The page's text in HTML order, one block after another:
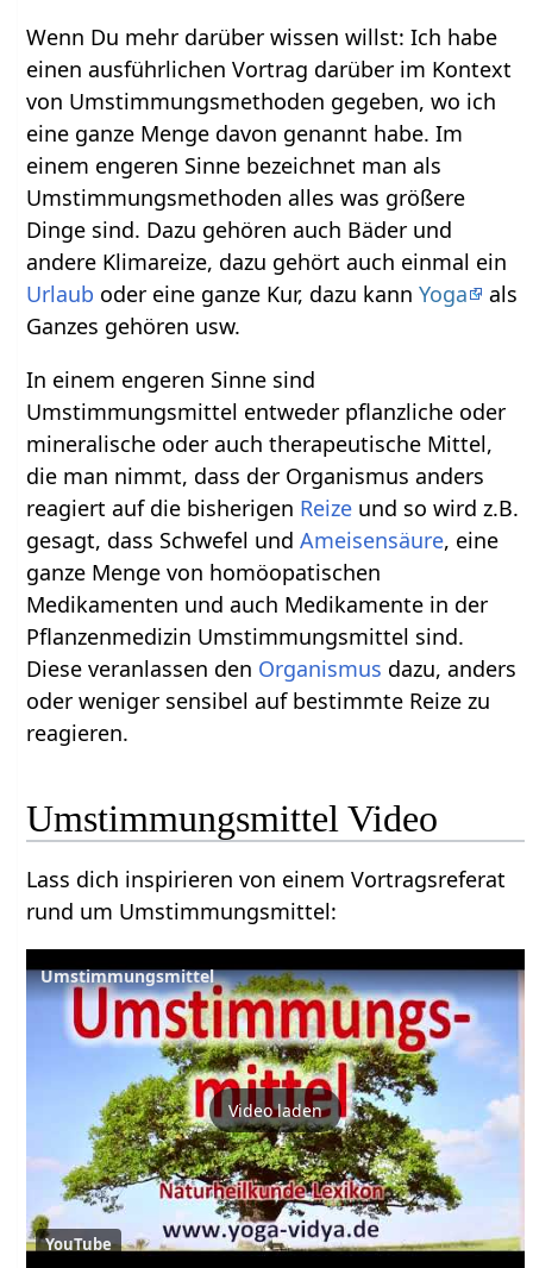
Wenn Du mehr darüber wissen willst: Ich habe
einen ausführlichen Vortrag darüber im Kontext
von Umstimmungsmethoden gegeben, wo ich
eine ganze Menge davon genannt habe. Im
einem engeren Sinne bezeichnet man als
Umstimmungsmethoden alles was größere
Dinge sind. Dazu gehören auch Bäder und
andere Klimareize, dazu gehört auch einmal ein
Urlaub oder eine ganze Kur, dazu kannYoga
als
Ganzes gehören usw.
In einem engeren Sinne sind
Umstimmungsmittel entweder pflanzliche oder
mineralische oder auch therapeutische Mittel,
die man nimmt, dass der Organismus anders
reagiert auf die bisherigen Reize und so wird z.B.
gesagt, dass Schwefel undAmeisensäure, eine
ganze Menge von homöopatischen
Medikamenten und auch Medikamente in der
Pflanzenmedizin Umstimmungsmittel sind.
Diese veranlassen den Organismus dazu, anders
oder weniger sensibel auf bestimmte Reize zu
reagieren.
Umstimmungsmittel Video
Lass dich inspirieren von einem Vortragsreferat
rund um Umstimmungsmittel:
Umstimmungsmittel
Video laden
YouTube